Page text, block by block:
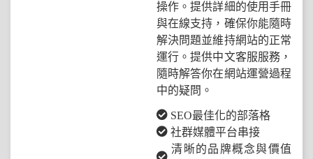
操作。提供詳細的使用手冊
與在線支持，確保你能隨時
解決問題並維持網站的正常
運行。提供中文客服服務，
隨時解答你在網站運營過程
中的疑問。
SEO最佳化的部落格
社群媒體平台串接
清晰的品牌概念與價值